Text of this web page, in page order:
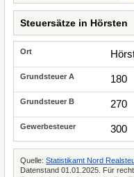
Steuersätze in Hörsten
180
270
300
Quelle: Statistikamt Nord
Datenstand 01.01.2025. Für